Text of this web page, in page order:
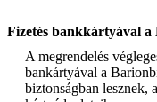
Fizetés bankkártyával a
A megrendelés
bankártyával a
biztonságban lesznek,